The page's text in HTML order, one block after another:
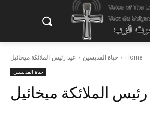
Home حياة القديسين عيد رئيس الملائكة ميخائيل
حياة القديسين
الملائكة ميخائيل